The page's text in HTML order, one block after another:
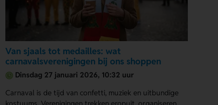
Van sjaals tot medailles: wat
carnavalsverenigingen bij ons shoppen
Dinsdag 27 januari 2026, 10:32 uur
Carnaval is de tijd van confetti, muziek en uitbundige